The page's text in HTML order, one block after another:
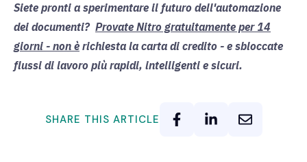
Siete pronti a sperimentare il futuro dell'automazione
dei documenti? Provate Nitro gratuitamente per 14
giorni - non è richiesta la carta di credito - e sbloccate
flussi di lavoro più rapidi, intelligenti e sicuri.
SHARE THIS ARTICLE